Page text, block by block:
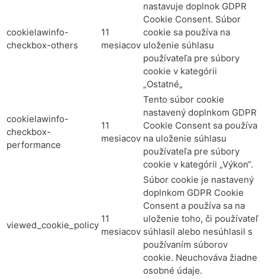
cookielawinfo-
checkbox-others
11
mesiacov
nastavuje doplnok GDPR
Cookie Consent. Súbor
cookie sa používa na
uloženie súhlasu
používateľa pre súbory
cookie v kategórii
„Ostatné„
cookielawinfo-
checkbox-
performance
11
mesiacov
Tento súbor cookie
nastavený doplnkom GDPR
Cookie Consent sa používa
na uloženie súhlasu
používateľa pre súbory
cookie v kategórii „Výkon“.
viewed_cookie_policy
11
mesiacov
Súbor cookie je nastavený
doplnkom GDPR Cookie
Consent a používa sa na
uloženie toho, či používateľ
súhlasil alebo nesúhlasil s
používaním súborov
cookie. Neuchováva žiadne
osobné údaje.